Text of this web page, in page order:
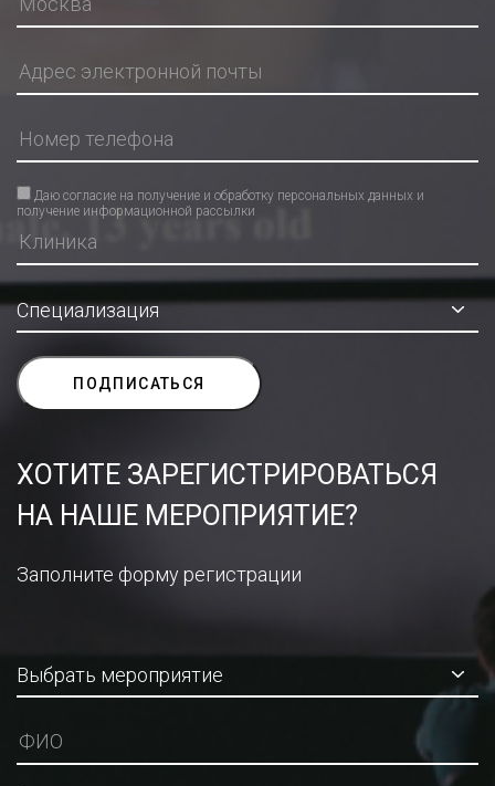
Даю согласие на получение и обработку персональных данных и
получение информационной рассылки
ХОТИТЕ ЗАРЕГИСТРИРОВАТЬСЯ
НА НАШЕ МЕРОПРИЯТИЕ?
Заполните форму регистрации